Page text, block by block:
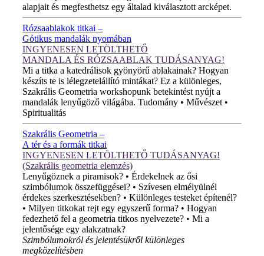
alapjait és megfesthetsz egy általad kiválasztott arcképet.
Rózsaablakok titkai –
Gótikus mandalák nyomában
INGYENESEN LETÖLTHETŐ
MANDALA ÉS RÓZSAABLAK TUDÁSANYAG!
Mi a titka a katedrálisok gyönyörű ablakainak? Hogyan
készíts te is lélegzetelállító mintákat? Ez a különleges,
Szakrális Geometria workshopunk betekintést nyújt a
mandalák lenyűgöző világába. Tudomány • Művészet •
Spiritualitás
Szakrális Geometria –
A tér és a formák titkai
INGYENESEN LETÖLTHETŐ TUDÁSANYAG!
(Szakrális geometria elemzés)
Lenyűgöznek a piramisok? • Érdekelnek az ősi
szimbólumok összefüggései? • Szívesen elmélyülnél
érdekes szerkesztésekben? • Különleges testeket építenél?
• Milyen titkokat rejt egy egyszerű forma? • Hogyan
fedezhető fel a geometria titkos nyelvezete? • Mi a
jelentősége egy alakzatnak?
Szimbólumokról és jelentésükről különleges
megközelítésben